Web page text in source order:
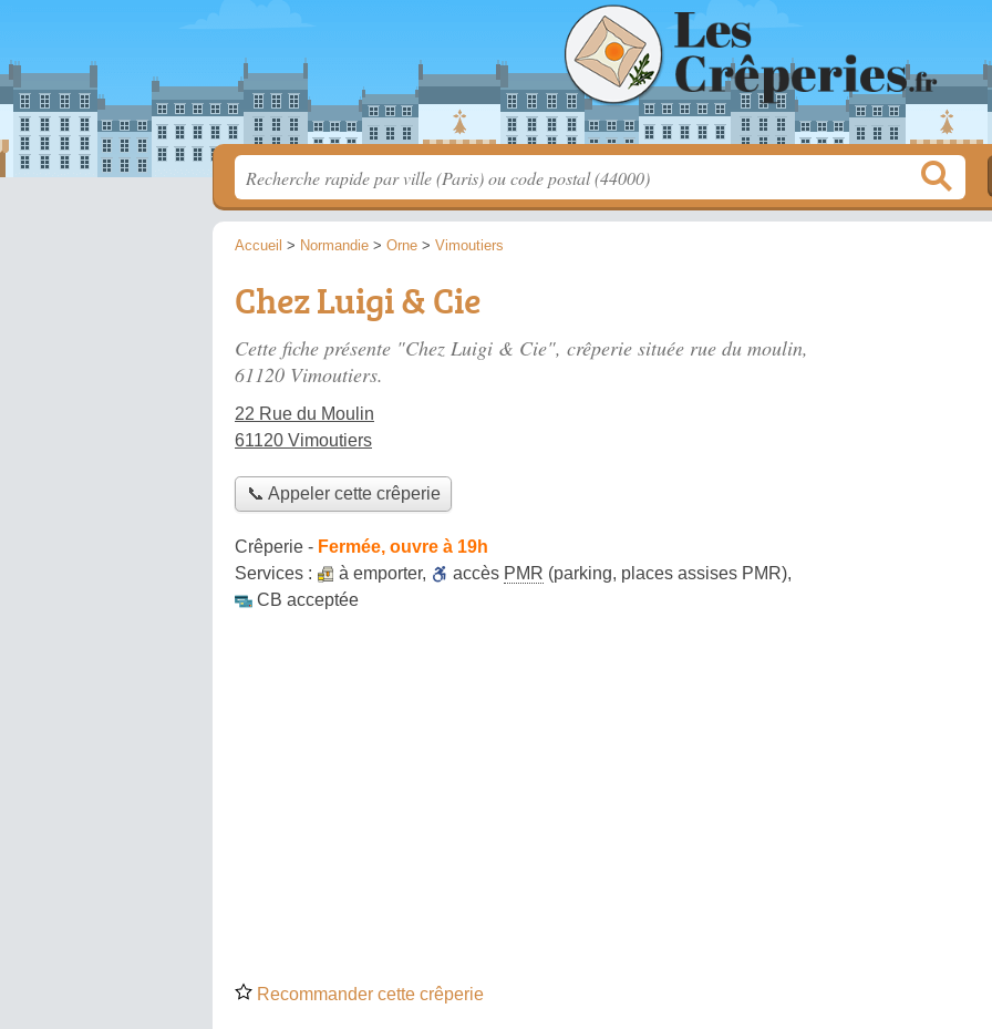
Accueil > Normandie > Orne > Vimoutiers
Chez Luigi & Cie
Cette fiche présente "Chez Luigi & Cie", crêperie située rue du moulin,
61120 Vimoutiers.
22 Rue du Moulin
61120 Vimoutiers
📞 Appeler cette crêperie
Crêperie - Fermée, ouvre à 19h
Services :
à emporter, accès PMR (parking, places assises PMR),
CB acceptée
Recommander cette crêperie